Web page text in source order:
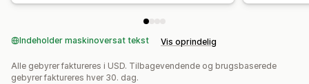
Indeholder maskinoversat tekst Vis oprindelig
Alle gebyrer faktureres i USD. Tilbagevendende og brugsbaserede
gebyrer faktureres hver 30. dag.